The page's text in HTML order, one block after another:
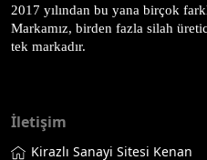
2017 yılından bu yana birçok
Markamız, birden fazla silah
tek markadır.
İletişim
Kirazlı Sanayi Sitesi Kenan